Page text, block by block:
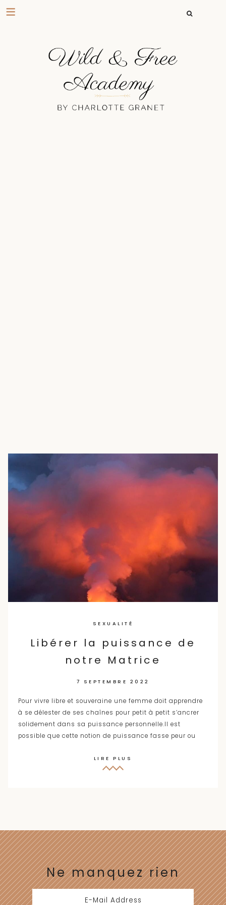
Skip
to
content
SEXUALITÉ
Libérer la puissance de
notre Matrice
7 SEPTEMBRE 2022
Pour vivre libre et souveraine une femme doit apprendre
à se délester de ses chaînes pour petit à petit s’ancrer
solidement dans sa puissance personnelle.Il est
possible que cette notion de puissance fasse peur ou
LIRE PLUS
Ne manquez rien